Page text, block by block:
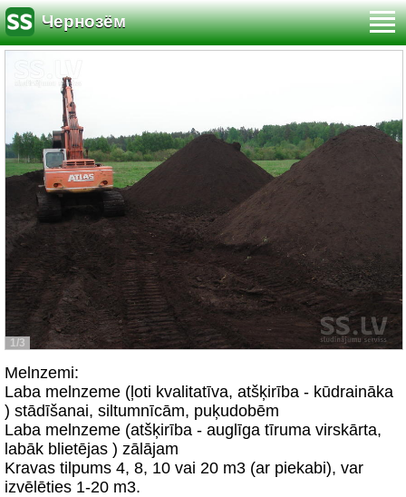
Чернозём
1/3
Melnzemi:
Laba melnzeme (ļoti kvalitatīva, atšķirība - kūdraināka
) stādīšanai, siltumnīcām, puķudobēm
Laba melnzeme (atšķirība - auglīga tīruma virskārta,
labāk blietējas ) zālājam
Kravas tilpums 4, 8, 10 vai 20 m3 (ar piekabi), var
izvēlēties 1-20 m3.